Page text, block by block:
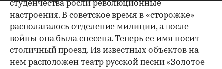
студенчества росли революционные
настроения. В советское время в «сторожке»
располагалось отделение милиции, а после
войны она была снесена. Теперь ее имя носит
столичный проезд. Из известных объектов на
нем расположен театр русской песни «Золотое